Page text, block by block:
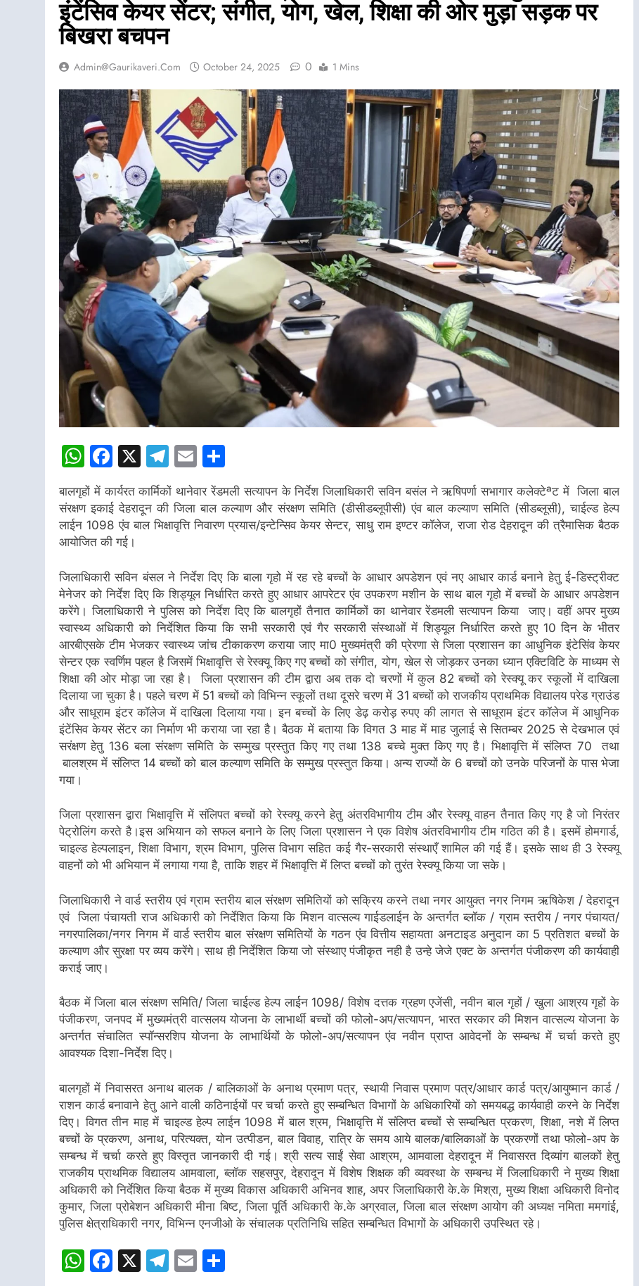
इंटेंसिव केयर सेंटर; संगीत, योग, खेल, शिक्षा की ओर मुड़ा सड़क पर
बिखरा बचपन
Admin@gaurikaveri.com October 24, 2025 0 1 Mins
WhatsApp
Facebook
X Telegram
Email
बालगृहों में कार्यरत कार्मिकों थानेवार रेंडमली सत्यापन के निर्देश जिलाधिकारी सविन बसंल ने ऋषिपर्णा सभागार कलेक्टेªट में जिला बाल
संरक्षण इकाई देहरादून की जिला बाल कल्याण और संरक्षण समिति (डीसीडब्लूपीसी) एंव बाल कल्याण समिति (सीडब्लूसी), चाईल्ड हेल्प
लाईन 1098 एंव बाल भिक्षावृत्ति निवारण प्रयास/इन्टेन्सिव केयर सेन्टर, साधु राम इण्टर कॉलेज, राजा रोड देहरादून की त्रैमासिक बैठक
आयोजित की गई।
जिलाधिकारी सविन बंसल ने निर्देश दिए कि बाला गृहो में रह रहे बच्चों के आधार अपडेशन एवं नए आधार कार्ड बनाने हेतु ई-डिस्ट्रीक्ट
मेनेजर को निर्देश दिए कि शिड्यूल निर्धारित करते हुए आधार आपरेटर एंव उपकरण मशीन के साथ बाल गृहो में बच्चों के आधार अपडेशन
करेंगे। जिलाधिकारी ने पुलिस को निर्देश दिए कि बालगृहों तैनात कार्मिकों का थानेवार रेंडमली सत्यापन किया जाए। वहीं अपर मुख्य
स्वास्थ्य अधिकारी को निर्देशित किया कि सभी सरकारी एवं गैर सरकारी संस्थाओं में शिड्यूल निर्धारित करते हुए 10 दिन के भीतर
आरबीएसके टीम भेजकर स्वास्थ्य जांच टीकाकरण कराया जाए मा0 मुख्यमंत्री की प्रेरणा से जिला प्रशासन का आधुनिक इंटेसिंव केयर
सेन्टर एक स्वर्णिम पहल है जिसमें भिक्षावृत्ति से रेस्क्यू किए गए बच्चों को संगीत, योग, खेल से जोड़कर उनका ध्यान एक्टिविटि के माध्यम से
शिक्षा की ओर मोड़ा जा रहा है। जिला प्रशासन की टीम द्वारा अब तक दो चरणों में कुल 82 बच्चों को रेस्क्यू कर स्कूलों में दाखिला
दिलाया जा चुका है। पहले चरण में 51 बच्चों को विभिन्न स्कूलों तथा दूसरे चरण में 31 बच्चों को राजकीय प्राथमिक विद्यालय परेड ग्राउंड
और साधूराम इंटर कॉलेज में दाखिला दिलाया गया। इन बच्चों के लिए डेढ़ करोड़ रुपए की लागत से साधूराम इंटर कॉलेज में आधुनिक
इंटेंसिव केयर सेंटर का निर्माण भी कराया जा रहा है। बैठक में बताया कि विगत 3 माह में माह जुलाई से सितम्बर 2025 से देखभाल एवं
सरंक्षण हेतु 136 बला संरक्षण समिति के सम्मुख प्रस्तुत किए गए तथा 138 बच्चे मुक्त किए गए है। भिक्षावृत्ति में संलिप्त 70 तथा
बालश्रम में संलिप्त 14 बच्चों को बाल कल्याण समिति के सम्मुख प्रस्तुत किया। अन्य राज्यों के 6 बच्चों को उनके परिजनों के पास भेजा
गया।
जिला प्रशासन द्वारा भिक्षावृत्ति में संलिपत बच्चों को रेस्क्यू करने हेतु अंतरविभागीय टीम और रेस्क्यू वाहन तैनात किए गए है जो निरंतर
पेट्रोलिंग करते है।इस अभियान को सफल बनाने के लिए जिला प्रशासन ने एक विशेष अंतरविभागीय टीम गठित की है। इसमें होमगार्ड,
चाइल्ड हेल्पलाइन, शिक्षा विभाग, श्रम विभाग, पुलिस विभाग सहित कई गैर-सरकारी संस्थाएँ शामिल की गई हैं। इसके साथ ही 3 रेस्क्यू
वाहनों को भी अभियान में लगाया गया है, ताकि शहर में भिक्षावृत्ति में लिप्त बच्चों को तुरंत रेस्क्यू किया जा सके।
जिलाधिकारी ने वार्ड स्तरीय एवं ग्राम स्तरीय बाल संरक्षण समितियों को सक्रिय करने तथा नगर आयुक्त नगर निगम ऋषिकेश / देहरादून
एवं जिला पंचायती राज अधिकारी को निर्देशित किया कि मिशन वात्सल्य गाईडलाईन के अन्तर्गत ब्लॉक / ग्राम स्तरीय / नगर पंचायत/
नगरपालिका/नगर निगम में वार्ड स्तरीय बाल संरक्षण समितियों के गठन एंव वित्तीय सहायता अनटाइड अनुदान का 5 प्रतिशत बच्चों के
कल्याण और सुरक्षा पर व्यय करेंगे। साथ ही निर्देशित किया जो संस्थाए पंजीकृत नही है उन्हे जेजे एक्ट के अन्तर्गत पंजीकरण की कार्यवाही
कराई जाए।
बैठक में जिला बाल संरक्षण समिति/ जिला चाईल्ड हेल्प लाईन 1098/ विशेष दत्तक ग्रहण एजेंसी, नवीन बाल गृहों / खुला आश्रय गृहों के
पंजीकरण, जनपद में मुख्यमंत्री वात्सलय योजना के लाभार्थी बच्चों की फोलो-अप/सत्यापन, भारत सरकार की मिशन वात्सल्य योजना के
अन्तर्गत संचालित स्पॉन्सरशिप योजना के लाभार्थियों के फोलो-अप/सत्यापन एंव नवीन प्राप्त आवेदनों के सम्बन्ध में चर्चा करते हुए
आवश्यक दिशा-निर्देश दिए।
बालगृहों में निवासरत अनाथ बालक / बालिकाओं के अनाथ प्रमाण पत्र, स्थायी निवास प्रमाण पत्र/आधार कार्ड पत्र/आयुष्मान कार्ड /
राशन कार्ड बनावाने हेतु आने वाली कठिनाईयों पर चर्चा करते हुए सम्बन्धित विभागों के अधिकारियों को समयबद्ध कार्यवाही करने के निर्देश
दिए। विगत तीन माह में चाइल्ड हेल्प लाईन 1098 में बाल श्रम, भिक्षावृत्ति में संलिप्त बच्चों से सम्बन्धित प्रकरण, शिक्षा, नशे में लिप्त
बच्चों के प्रकरण, अनाथ, परित्यक्त, योन उत्पीडन, बाल विवाह, रात्रि के समय आये बालक/बालिकाओं के प्रकरणों तथा फोलो-अप के
सम्बन्ध में चर्चा करते हुए विस्तृत जानकारी दी गई। श्री सत्य साईं सेवा आश्रम, आमवाला देहरादून में निवासरत दिव्यांग बालकों हेतु
राजकीय प्राथमिक विद्यालय आमवाला, ब्लॉक सहसपुर, देहरादून में विशेष शिक्षक की व्यवस्था के सम्बन्ध में जिलाधिकारी ने मुख्य शिक्षा
अधिकारी को निर्देशित किया बैठक में मुख्य विकास अधिकारी अभिनव शाह, अपर जिलाधिकारी के.के मिश्रा, मुख्य शिक्षा अधिकारी विनोद
कुमार, जिला प्रोबेशन अधिकारी मीना बिष्ट, जिला पूर्ति अधिकारी के.के अग्रवाल, जिला बाल संरक्षण आयोग की अध्यक्ष नमिता ममगांई,
पुलिस क्षेत्राधिकारी नगर, विभिन्न एनजीओ के संचालक प्रतिनिधि सहित सम्बन्धित विभागों के अधिकारी उपस्थित रहे।
WhatsApp
Facebook
X Telegram
Email